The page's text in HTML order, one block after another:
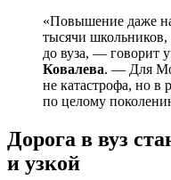
«Повышение даже
тысячи школьников,
до вуза, — говорит
Ковалева. — Для
не катастрофа, но в
по целому
Дорога в вуз
и узкой